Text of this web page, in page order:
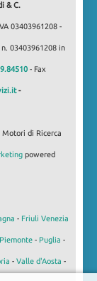
& C.
03403961208 -
03403961208 in
- Fax
-
Motori di Ricerca
powered
- Friuli Venezia
Piemonte- Puglia -
- Valle d'Aosta -